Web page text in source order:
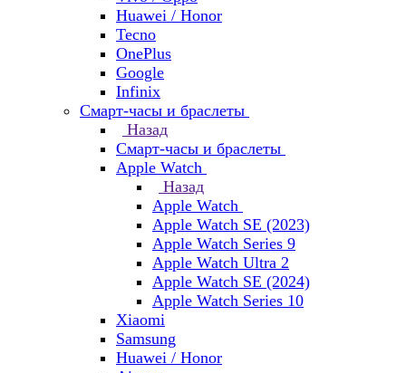
Huawei / Honor
Tecno
OnePlus
Google
Infinix
Смарт-часы и браслеты
Назад
Смарт-часы и браслеты
Apple Watch
Назад
Apple Watch
Apple Watch SE (2023)
Apple Watch Series 9
Apple Watch Ultra 2
Apple Watch SE (2024)
Apple Watch Series 10
Xiaomi
Samsung
Huawei / Honor